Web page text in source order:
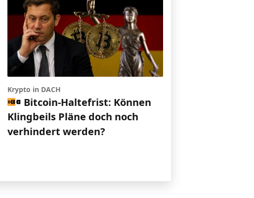
Krypto in DACH
Bitcoin-Haltefrist: Können
Klingbeils Pläne doch noch
verhindert werden?